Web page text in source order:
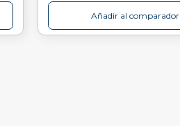
Añadir al comparador